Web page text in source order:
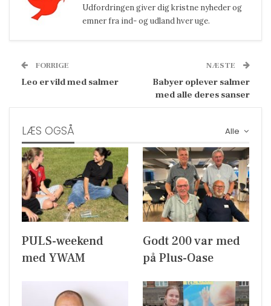
Udfordringen giver dig kristne nyheder og
emner fra ind- og udland hver uge.
FORRIGE
Leo er vild med salmer
NÆSTE
Babyer oplever salmer
med alle deres sanser
Alle
LÆS OGSÅ
PULS-weekend
med YWAM
Godt 200 var med
på Plus-Oase